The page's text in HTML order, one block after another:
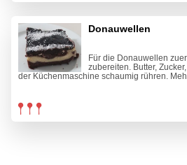
Donauwellen
Für die Donauwellen
zubereiten. Butter,
der Küchenmaschine schaumig rühren.